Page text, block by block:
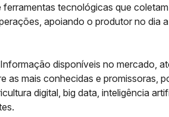
tecnológicas que
apoiando o produtor no dia
disponíveis no mercado,
as mais conhecidas e promissoras,
digital, big data, inteligência